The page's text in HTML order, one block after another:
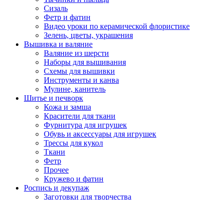
Сизаль
Фетр и фатин
Видео уроки по керамической флористике
Зелень, цветы, украшения
Вышивка и валяние
Валяние из шерсти
Наборы для вышивания
Схемы для вышивки
Инструменты и канва
Мулине, канитель
Шитье и печворк
Кожа и замша
Красители для ткани
Фурнитура для игрушек
Обувь и аксессуары для игрушек
Трессы для кукол
Ткани
Фетр
Прочее
Кружево и фатин
Роспись и декупаж
Заготовки для творчества